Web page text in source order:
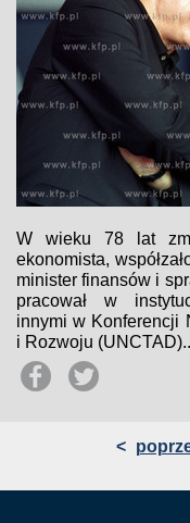
W wieku 78 lat
ekonomista,
minister finansów i
pracował w
innymi w Konferencji
i Rozwoju
<